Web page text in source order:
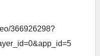
366926298?